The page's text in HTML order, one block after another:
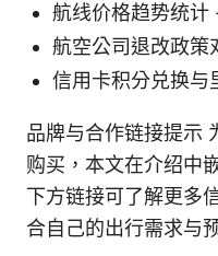
航线价格趋势统
航空公司退改政
信用卡积分兑换
品牌与合作链接提示
购买，本文在介绍中
下方链接可了解更多
合自己的出行需求与